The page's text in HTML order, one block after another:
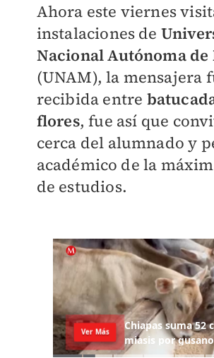
Ahora este viernes
instalaciones de
Nacional Autónoma de
(UNAM), la mensajera
recibida entre
flores, fue así que
cerca del alumnado y
académico de la
de estudios.